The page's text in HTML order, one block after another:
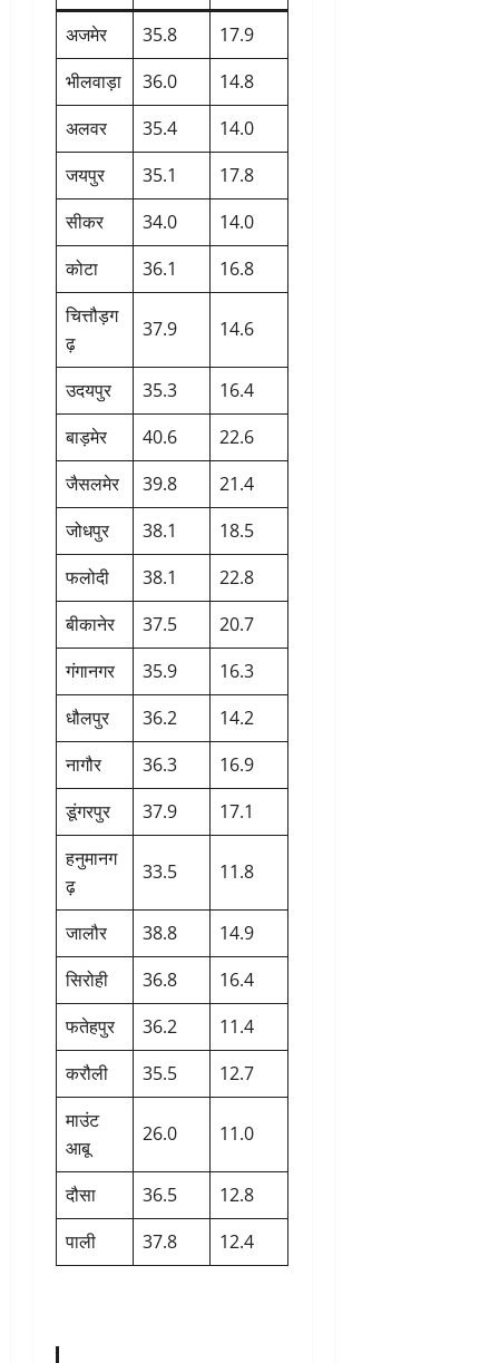
अजमेर
35.8
17.9
भीलवाड़ा
36.0
14.8
अलवर
35.4
14.0
जयपुर
35.1
17.8
सीकर
34.0
14.0
कोटा
36.1
16.8
चित्तौड़ग
ढ़
37.9 14.6
उदयपुर 35.3
16.4
बाड़मेर
40.6
22.6
जैसलमेर
39.8
21.4
जोधपुर
38.1
18.5
फलोदी
38.1
22.8
बीकानेर
37.5
20.7
गंगानगर
35.9
16.3
धौलपुर
36.2
14.2
नागौर
36.3
16.9
डूंगरपुर
37.9
17.1
हनुमानग
ढ़
33.5 11.8
जालौर 38.8
14.9
सिरोही
36.8
16.4
फतेहपुर
36.2
11.4
करौली
35.5
12.7
माउंट
आबू
26.0 11.0
दौसा 36.5
12.8
पाली
37.8 12.4